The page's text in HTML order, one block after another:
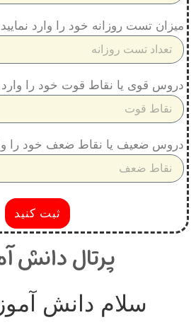
میزان تست روزانه خود را وارد نمایید
دروس قوی یا نقاط قوت خود را وارد
دروس ضعیف یا نقاط ضعف خود را
ثبت کنید
پرتال دانش
سلام دانش